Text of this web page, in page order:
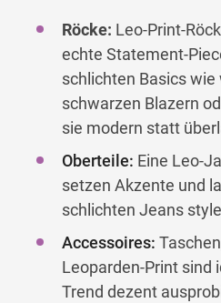
Röcke: Leo-Print-
echte Statement-
schlichten Basics wie
schwarzen Blazern
sie modern statt
Oberteile: Eine Leo-
setzen Akzente und
schlichten Jeans
Accessoires:
Leoparden-Print sind
Trend dezent